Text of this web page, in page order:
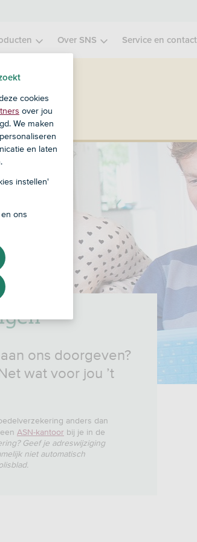
Over SNS Service en contact
ons doorgeven?
wat voor jou ’t
anders dan
ASN-kantoor bij je in de
Geef je adreswijziging
niet automatisch
cookies
over jou
We maken
en laten
instellen'
en ons